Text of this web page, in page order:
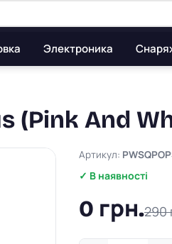
Электроника
(Pink And
Артикул:
✓ В наявності
0 грн.290